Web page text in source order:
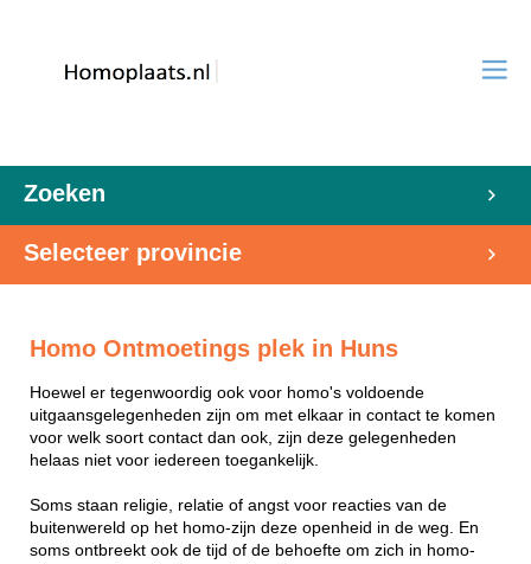
Zoeken
Selecteer provincie
Homo Ontmoetings plek in Huns
Hoewel er tegenwoordig ook voor homo's voldoende
uitgaansgelegenheden zijn om met elkaar in contact te komen
voor welk soort contact dan ook, zijn deze gelegenheden
helaas niet voor iedereen toegankelijk.
Soms staan religie, relatie of angst voor reacties van de
buitenwereld op het homo-zijn deze openheid in de weg. En
soms ontbreekt ook de tijd of de behoefte om zich in homo-